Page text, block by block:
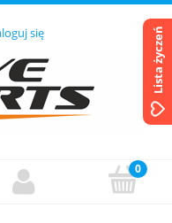
się Lista życzeń